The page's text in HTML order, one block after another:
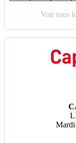
Voir tous
Mardi